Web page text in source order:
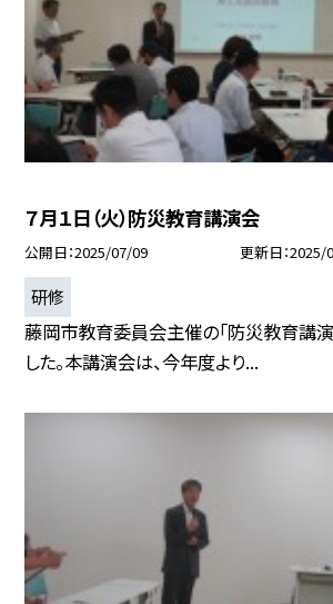
７月１日（火）防災教育講演会
公開日 2025/07/09 更新日 2025/
研修
藤岡市教育委員会主催の「防災教育講
した。本講演会は、今年度より...